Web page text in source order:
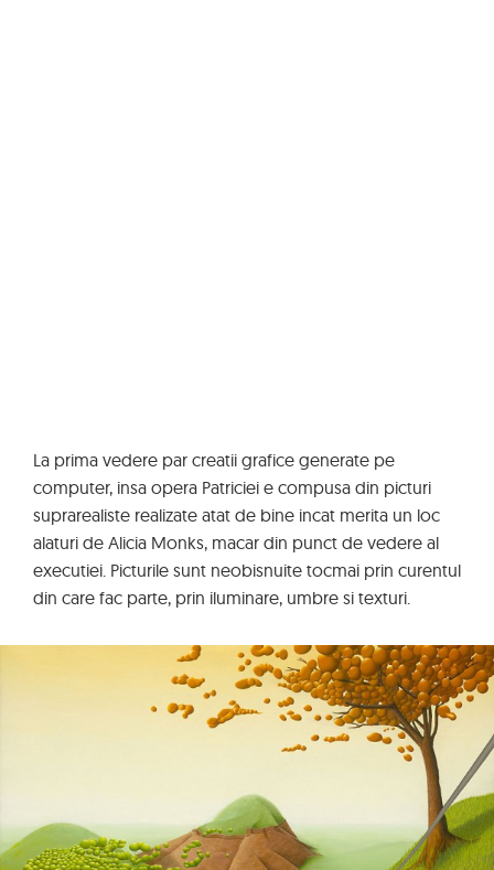
La prima vedere par creatii grafice generate pe
computer, insa opera Patriciei e compusa din picturi
suprarealiste realizate atat de bine incat merita un loc
alaturi de Alicia Monks, macar din punct de vedere al
executiei. Picturile sunt neobisnuite tocmai prin curentul
din care fac parte, prin iluminare, umbre si texturi.